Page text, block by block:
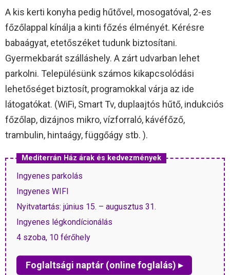
A kis kerti konyha pedig hűtővel, mosogatóval, 2-es
főzőlappal kínálja a kinti főzés élményét. Kérésre
babaágyat, etetőszéket tudunk biztosítani.
Gyermekbarát szálláshely. A zárt udvarban lehet
parkolni. Településünk számos kikapcsolódási
lehetőséget biztosít, programokkal várja az ide
látogatókat. (WiFi, Smart Tv, duplaajtós hűtő, indukciós
főzőlap, dizájnos mikro, vízforraló, kávéfőző,
trambulin, hintaágy, függőágy stb. ).
Mediterrán Ház árak és kedvezmények
Ingyenes parkolás
Ingyenes WIFI
Nyitvatartás: június 15. – augusztus 31.
Ingyenes légkondícionálás
4 szoba, 10 férőhely
Foglaltsági naptár (online foglalás) ▸